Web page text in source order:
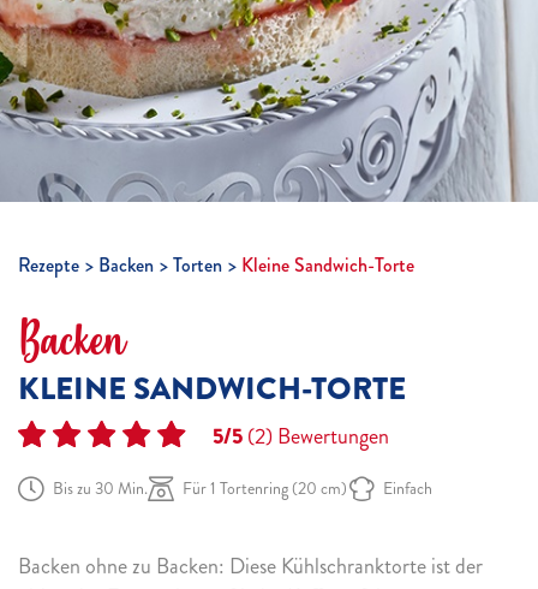
Rezepte Backen Torten Kleine Sandwich-Torte
Backen
KLEINE SANDWICH-TORTE
5/5(2)Bewertungen
Bis zu 30 Min. Für 1 Tortenring (20 cm) Einfach
Backen ohne zu Backen: Diese Kühlschranktorte ist der